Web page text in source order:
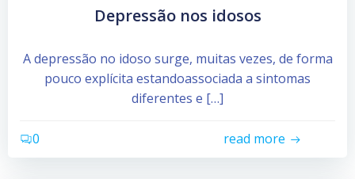
Depressão nos idosos
A depressão no idoso surge, muitas vezes, de forma
pouco explícita estandoassociada a sintomas
diferentes e […]
0 read more